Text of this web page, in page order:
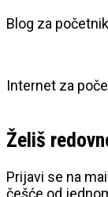
Blog za
Internet za
Želiš
Prijavi se na
češće od